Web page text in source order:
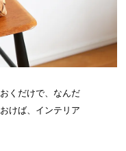
くだけで、なんだ
けば、インテリア